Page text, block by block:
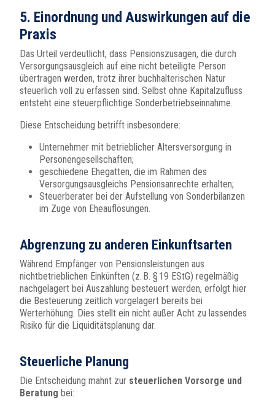
5. Einordnung und Auswirkungen auf die
Praxis
Das Urteil verdeutlicht, dass Pensionszusagen, die durch
Versorgungsausgleich auf eine nicht beteiligte Person
übertragen werden, trotz ihrer buchhalterischen Natur
steuerlich voll zu erfassen sind. Selbst ohne Kapitalzufluss
entsteht eine steuerpflichtige Sonderbetriebseinnahme.
Diese Entscheidung betrifft insbesondere:
Unternehmer mit betrieblicher Altersversorgung in
Personengesellschaften;
geschiedene Ehegatten, die im Rahmen des
Versorgungsausgleichs Pensionsanrechte erhalten;
Steuerberater bei der Aufstellung von Sonderbilanzen
im Zuge von Eheauflösungen.
Abgrenzung zu anderen Einkunftsarten
Während Empfänger von Pensionsleistungen aus
nichtbetrieblichen Einkünften (z. B. § 19 EStG) regelmäßig
nachgelagert bei Auszahlung besteuert werden, erfolgt hier
die Besteuerung zeitlich vorgelagert bereits bei
Werterhöhung. Dies stellt ein nicht außer Acht zu lassendes
Risiko für die Liquiditätsplanung dar.
Steuerliche Planung
Die Entscheidung mahnt zur steuerlichen Vorsorge und
Beratung bei: